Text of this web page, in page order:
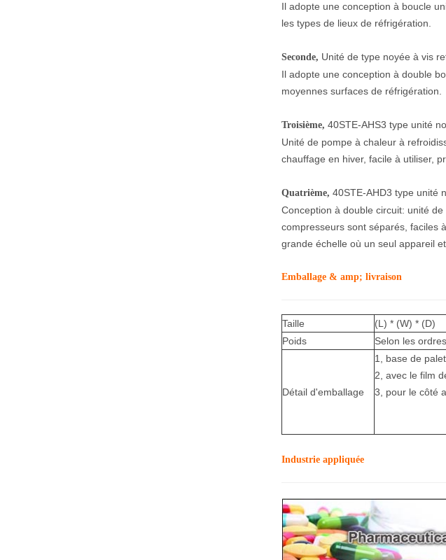
Il adopte une conception à boucle
les types de lieux de réfrigération.
Seconde, Unité de type noyée à vis
Il adopte une conception à double
moyennes surfaces de réfrigération.
Troisième, 40STE-AHS3 type unité
Unité de pompe à chaleur à
chauffage en hiver, facile à utiliser,
Quatrième, 40STE-AHD3 type unité
Conception à double circuit: unité
compresseurs sont séparés, faciles
grande échelle où un seul appareil
Emballage & amp; livraison
Taille
(L) * (W) * (D)
Poids
Selon les ordres
Détail d'emballage
1, base de
2, avec le film
3, pour le côté
Industrie appliquée